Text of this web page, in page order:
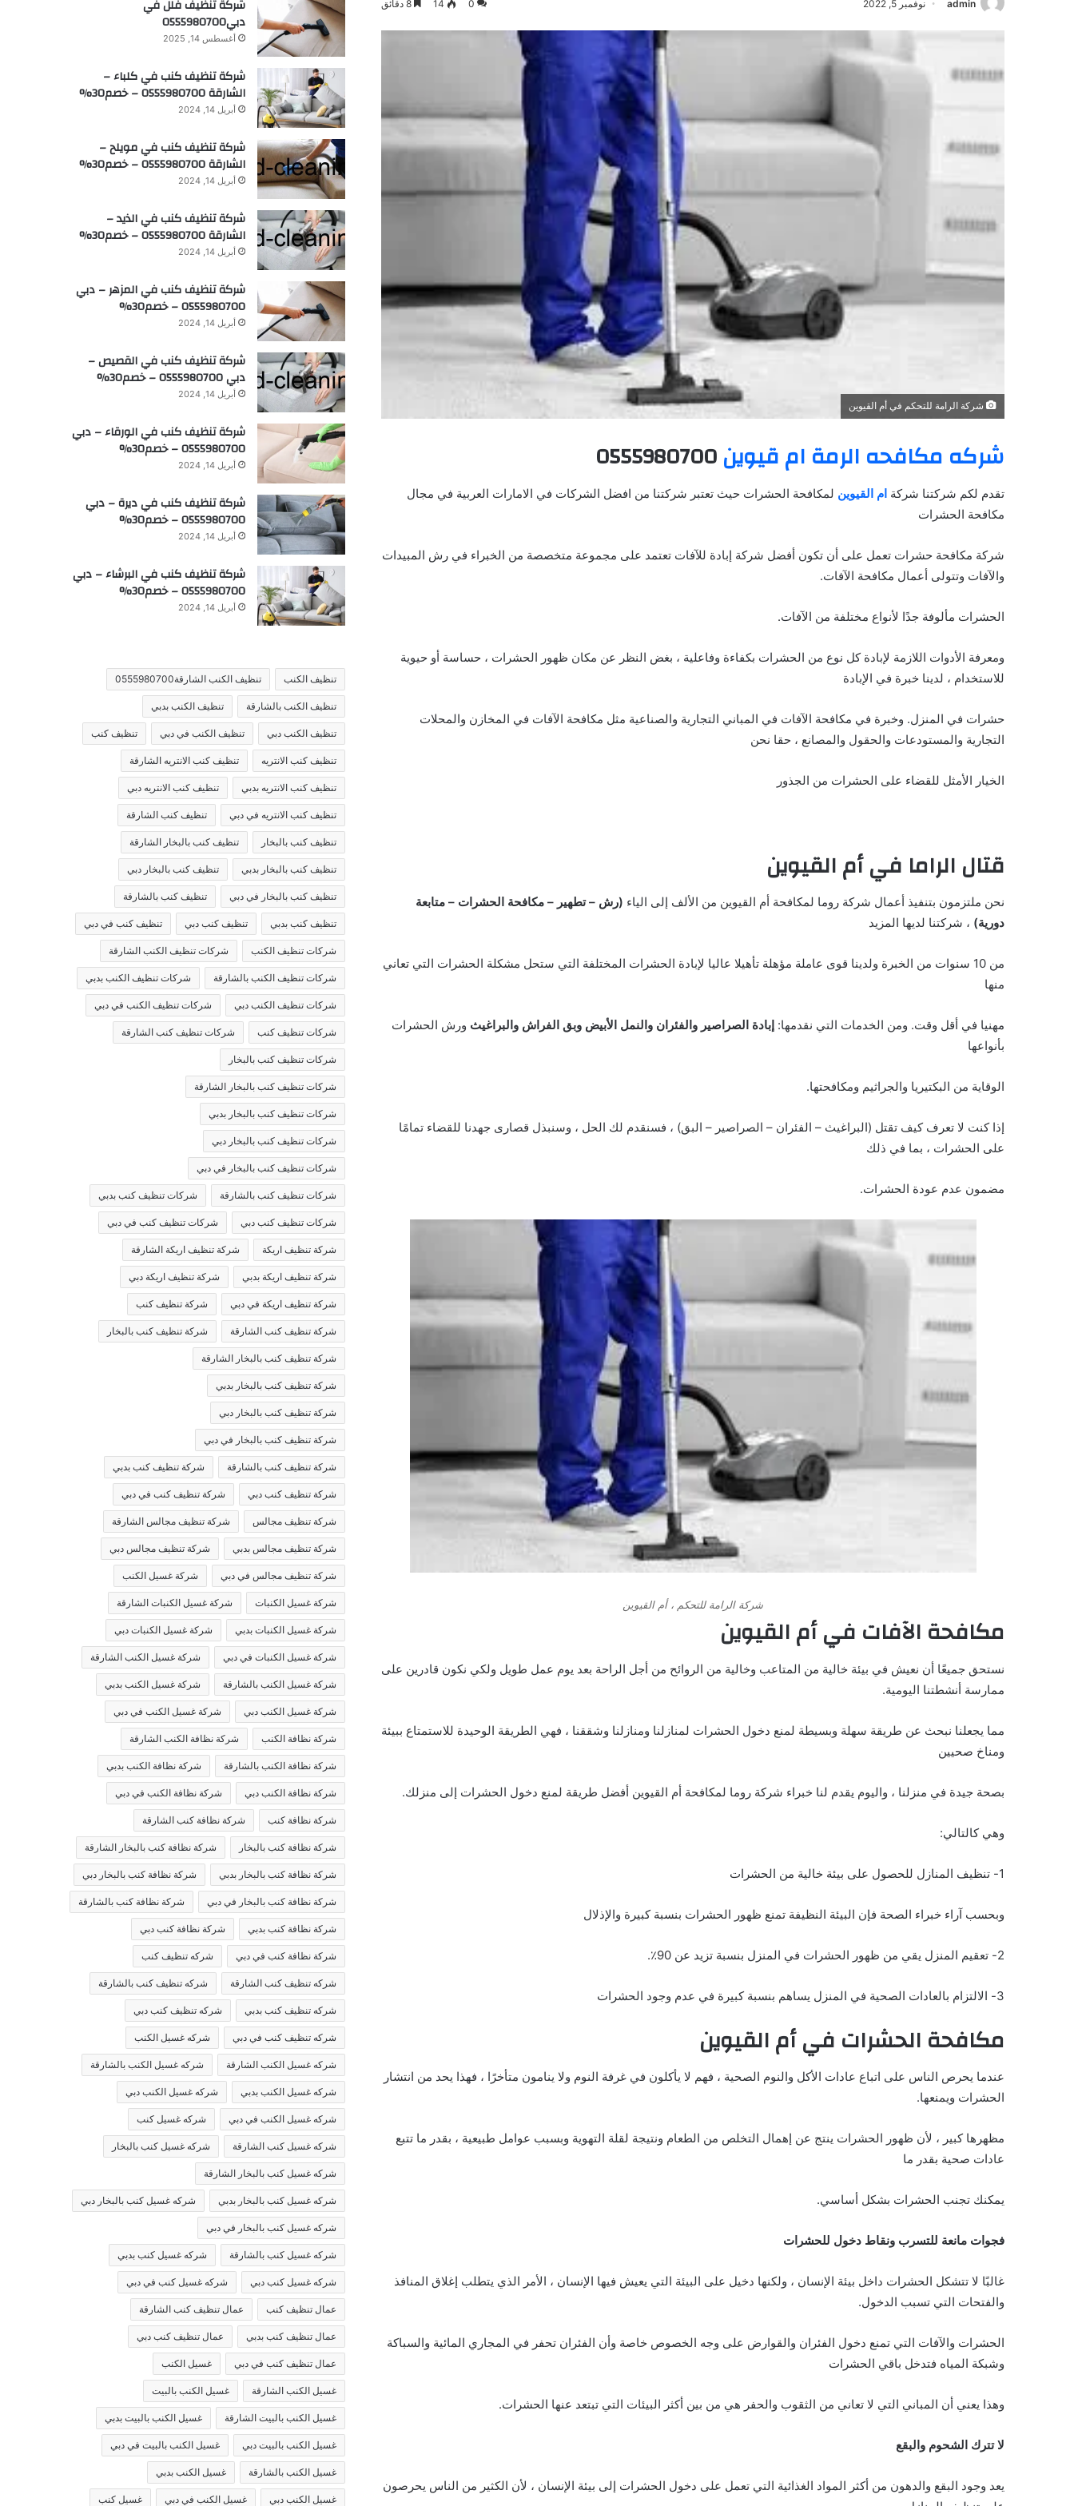
admin نوفمبر 5, 2022 0
14
شركة الرامة للتحكم في أم القيوين
شركه مكافحه الرمة ام قيوين
تقدم لكم شركتنا شركة ام القيوين لمكافحة الحشرات حيث تعتبر شركتنا من افضل الشركات في الامارات العربية في مجال
مكافحة الحشرات
شركة مكافحة حشرات تعمل على أن تكون أفضل شركة إبادة للآفات تعتمد على مجموعة متخصصة من الخبراء في رش المبيدات
والآفات وتتولى أعمال مكافحة الآفات.
الحشرات مألوفة جدًا لأنواع مختلفة من الآفات.
ومعرفة الأدوات اللازمة لإبادة كل نوع من الحشرات بكفاءة وفاعلية ، بغض النظر عن مكان ظهور الحشرات ، حساسة أو حيوية
للاستخدام ، لدينا خبرة في الإبادة
حشرات في المنزل. وخبرة في مكافحة الآفات في المباني التجارية والصناعية مثل مكافحة الآفات في المخازن والمحلات
التجارية والمستودعات والحقول والمصانع ، حقا نحن
الخيار الأمثل للقضاء على الحشرات من الجذور
قتال الراما في أم القيوين
نحن ملتزمون بتنفيذ أعمال شركة روما لمكافحة أم القيوين من الألف إلى الياء (رش – تطهير – مكافحة الحشرات – متابعة
دورية) ، شركتنا لديها المزيد
من 10 سنوات من الخبرة ولدينا قوى عاملة مؤهلة تأهيلا عاليا لإبادة الحشرات المختلفة التي ستحل مشكلة الحشرات التي تعاني
منها
مهنيا في أقل وقت. ومن الخدمات التي نقدمها: إبادة الصراصير والفئران والنمل الأبيض وبق الفراش والبراغيث ورش الحشرات
بأنواعها
الوقاية من البكتيريا والجراثيم ومكافحتها.
إذا كنت لا تعرف كيف تقتل (البراغيث – الفئران – الصراصير – البق) ، فسنقدم لك الحل ، وسنبذل قصارى جهدنا للقضاء تمامًا
على الحشرات ، بما في ذلك
مضمون عدم عودة الحشرات.
شركة الرامة للتحكم ، أم القيوين
مكافحة الآفات في أم القيوين
نستحق جميعًا أن نعيش في بيئة خالية من المتاعب وخالية من الروائح من أجل الراحة بعد يوم عمل طويل ولكي نكون قادرين على
ممارسة أنشطتنا اليومية.
مما يجعلنا نبحث عن طريقة سهلة وبسيطة لمنع دخول الحشرات لمنازلنا ومنازلنا وشققنا ، فهي الطريقة الوحيدة للاستمتاع ببيئة
ومناخ صحيين
بصحة جيدة في منزلنا ، واليوم يقدم لنا خبراء شركة روما لمكافحة أم القيوين أفضل طريقة لمنع دخول الحشرات إلى منزلك.
وهي كالتالي:
1- تنظيف المنازل للحصول على بيئة خالية من الحشرات
وبحسب آراء خبراء الصحة فإن البيئة النظيفة تمنع ظهور الحشرات بنسبة كبيرة والإذلال
2- تعقيم المنزل يقي من ظهور الحشرات في المنزل بنسبة تزيد عن 90٪.
3- الالتزام بالعادات الصحية في المنزل يساهم بنسبة كبيرة في عدم وجود الحشرات
مكافحة الحشرات في أم القيوين
عندما يحرص الناس على اتباع عادات الأكل والنوم الصحية ، فهم لا يأكلون في غرفة النوم ولا ينامون متأخرًا ، فهذا يحد من انتشار
الحشرات ويمنعها.
مظهرها كبير ، لأن ظهور الحشرات ينتج عن إهمال التخلص من الطعام ونتيجة لقلة التهوية وبسبب عوامل طبيعية ، بقدر ما تتبع
عادات صحية بقدر ما
يمكنك تجنب الحشرات بشكل أساسي.
فجوات مانعة للتسرب ونقاط دخول للحشرات
غالبًا لا تتشكل الحشرات داخل بيئة الإنسان ، ولكنها دخيل على البيئة التي يعيش فيها الإنسان ، الأمر الذي يتطلب إغلاق المنافذ
والفتحات التي تسبب الدخول.
الحشرات والآفات التي تمنع دخول الفئران والقوارض على وجه الخصوص خاصة وأن الفئران تحفر في المجاري المائية والسباكة
وشبكة المياه فتدخل باقي الحشرات
وهذا يعني أن المباني التي لا تعاني من الثقوب والحفر هي من بين أكثر البيئات التي تبتعد عنها الحشرات.
لا تترك الشحوم والبقع
يعد وجود البقع والدهون من أكثر المواد الغذائية التي تعمل على دخول الحشرات إلى بيئة الإنسان ، لأن الكثير من الناس يحرصون
شركة تنظيف فلل في
دبي0555980700
أغسطس 14, 2025
شركة تنظيف كنب في كلباء –
الشارقة 0555980700 – خصم30%
أبريل 14, 2024
شركة تنظيف كنب في مويلح –
الشارقة 0555980700 – خصم30%
أبريل 14, 2024
شركة تنظيف كنب في الذيد –
الشارقة 0555980700 – خصم30%
أبريل 14, 2024
شركة تنظيف كنب في المزهر – دبي
0555980700 – خصم30%
أبريل 14, 2024
شركة تنظيف كنب في القصيص –
دبي 0555980700 – خصم30%
أبريل 14, 2024
شركة تنظيف كنب في الورقاء – دبي
0555980700 – خصم30%
أبريل 14, 2024
شركة تنظيف كنب في ديرة – دبي
0555980700 – خصم30%
أبريل 14, 2024
شركة تنظيف كنب في البرشاء – دبي
0555980700 – خصم30%
أبريل 14, 2024
تنظيف الكنب تنظيف الكنب الشارقة0555980700
تنظيف الكنب بالشارقة تنظيف الكنب بدبي
تنظيف الكنب دبي تنظيف الكنب في دبي تنظيف كنب
تنظيف كنب الانتريه تنظيف كنب الانتريه الشارقة
تنظيف كنب الانتريه بدبي تنظيف كنب الانتريه دبي
تنظيف كنب الانتريه في دبي تنظيف كنب الشارقة
تنظيف كنب بالبخار تنظيف كنب بالبخار الشارقة
تنظيف كنب بالبخار بدبي تنظيف كنب بالبخار دبي
تنظيف كنب بالبخار في دبي تنظيف كنب بالشارقة
تنظيف كنب بدبي تنظيف كنب دبي تنظيف كنب في دبي
شركات تنظيف الكنب شركات تنظيف الكنب الشارقة
شركات تنظيف الكنب بالشارقة شركات تنظيف الكنب بدبي
شركات تنظيف الكنب دبي شركات تنظيف الكنب في دبي
شركات تنظيف كنب شركات تنظيف كنب الشارقة
شركات تنظيف كنب بالبخار
شركات تنظيف كنب بالبخار الشارقة
شركات تنظيف كنب بالبخار بدبي
شركات تنظيف كنب بالبخار دبي
شركات تنظيف كنب بالبخار في دبي
شركات تنظيف كنب بالشارقة شركات تنظيف كنب بدبي
شركات تنظيف كنب دبي شركات تنظيف كنب في دبي
شركة تنظيف اريكة شركة تنظيف اريكة الشارقة
شركة تنظيف اريكة بدبي شركة تنظيف اريكة دبي
شركة تنظيف اريكة في دبي شركة تنظيف كنب
شركة تنظيف كنب الشارقة شركة تنظيف كنب بالبخار
شركة تنظيف كنب بالبخار الشارقة
شركة تنظيف كنب بالبخار بدبي
شركة تنظيف كنب بالبخار دبي
شركة تنظيف كنب بالبخار في دبي
شركة تنظيف كنب بالشارقة شركة تنظيف كنب بدبي
شركة تنظيف كنب دبي شركة تنظيف كنب في دبي
شركة تنظيف مجالس شركة تنظيف مجالس الشارقة
شركة تنظيف مجالس بدبي شركة تنظيف مجالس دبي
شركة تنظيف مجالس في دبي شركة غسيل الكنب
شركة غسيل الكنبات شركة غسيل الكنبات الشارقة
شركة غسيل الكنبات بدبي شركة غسيل الكنبات دبي
شركة غسيل الكنبات في دبي شركة غسيل الكنب الشارقة
شركة غسيل الكنب بالشارقة شركة غسيل الكنب بدبي
شركة غسيل الكنب دبي شركة غسيل الكنب في دبي
شركة نظافة الكنب شركة نظافة الكنب الشارقة
شركة نظافة الكنب بالشارقة شركة نظافة الكنب بدبي
شركة نظافة الكنب دبي شركة نظافة الكنب في دبي
شركة نظافة كنب شركة نظافة كنب الشارقة
شركة نظافة كنب بالبخار شركة نظافة كنب بالبخار الشارقة
شركة نظافة كنب بالبخار بدبي شركة نظافة كنب بالبخار دبي
شركة نظافة كنب بالبخار في دبي شركة نظافة كنب بالشارقة
شركة نظافة كنب بدبي شركة نظافة كنب دبي
شركة نظافة كنب في دبي شركه تنظيف كنب
شركه تنظيف كنب الشارقة شركه تنظيف كنب بالشارقة
شركه تنظيف كنب بدبي شركه تنظيف كنب دبي
شركه تنظيف كنب في دبي شركه غسيل الكنب
شركه غسيل الكنب الشارقة شركه غسيل الكنب بالشارقة
شركه غسيل الكنب بدبي شركه غسيل الكنب دبي
شركه غسيل الكنب في دبي شركه غسيل كنب
شركه غسيل كنب الشارقة شركه غسيل كنب بالبخار
شركه غسيل كنب بالبخار الشارقة
شركه غسيل كنب بالبخار بدبي شركه غسيل كنب بالبخار دبي
شركه غسيل كنب بالبخار في دبي
شركه غسيل كنب بالشارقة شركه غسيل كنب بدبي
شركه غسيل كنب دبي شركه غسيل كنب في دبي
عمال تنظيف كنب عمال تنظيف كنب الشارقة
عمال تنظيف كنب بدبي عمال تنظيف كنب دبي
عمال تنظيف كنب في دبي غسيل الكنب
غسيل الكنب الشارقة غسيل الكنب بالبيت
غسيل الكنب بالبيت الشارقة غسيل الكنب بالبيت بدبي
غسيل الكنب بالبيت دبي غسيل الكنب بالبيت في دبي
غسيل الكنب بالشارقة غسيل الكنب بدبي
غسيل الكنب دبي غسيل الكنب في دبي غسيل كنب